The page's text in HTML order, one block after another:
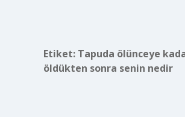
Etiket: Tapuda ölünceye
öldükten sonra senin nedir